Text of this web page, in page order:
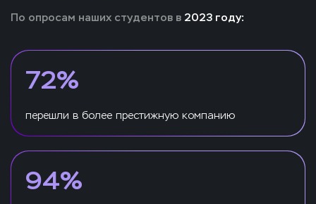
По опросам наших студентов в 2023 году:
72%
перешли в более престижную компанию
94%